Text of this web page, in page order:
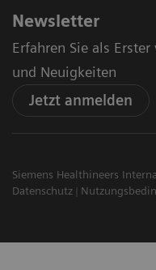
Newsletter
Erfahren Sie als
und Neuigkeiten
Jetzt anmelden
Siemens Healthineers
Datenschutz